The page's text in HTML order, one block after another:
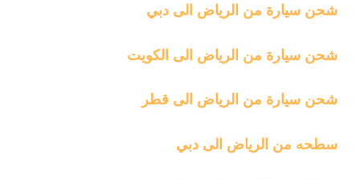
شحن سيارة من الرياض الى دبي
شحن سيارة من الرياض الى الكويت
شحن سيارة من الرياض الى قطر
سطحه من الرياض الى دبي